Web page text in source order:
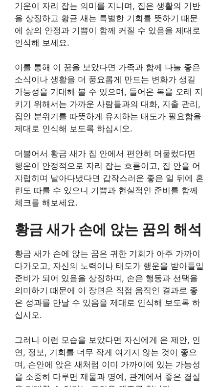
기운이 자리 잡는 의미를 지니며, 집은 생활의 기반
을 상징하고 황금 새는 특별한 기회를 뜻하기 때문
에 삶의 안정과 기쁨이 함께 커질 수 있음을 제대로
인식해 보세요.
이를 통해 이 꿈을 보았다면 가족과 함께 나눌 좋은
소식이나 생활을 더 풍요롭게 만드는 변화가 생길
가능성을 기대해 볼 수 있으며, 들어온 복을 오래 지
키기 위해서는 가까운 사람들과의 대화, 지출 관리,
집안 분위기를 따뜻하게 유지하는 태도가 필요함을
제대로 인식해 보도록 하십시오.
더불어서 황금 새가 집 안에서 편안히 머물렀다면
행운이 안정적으로 자리 잡는 흐름이고, 집 안을 어
지럽히며 날아다녔다면 갑작스러운 좋은 일 뒤에 혼
란도 따를 수 있으니 기쁨과 현실적인 준비를 함께
체크를 해보세요.
황금 새가 손에 앉는 꿈의 해석
황금 새가 손에 앉는 꿈은 귀한 기회가 아주 가까이
다가오고, 자신의 노력이나 태도가 행운을 받아들일
준비가 되어 있음을 상징하며, 손은 행동과 선택을
의미하기 때문에 이 장면은 직접 움직인 결과로 좋
은 성과를 만날 수 있음을 제대로 인식해 보도록 하
십시오.
그러니 이런 모습을 보았다면 자신에게 온 제안, 인
연, 정보, 기회를 너무 작게 여기지 않는 것이 좋으
며, 손안에 앉은 새처럼 이미 가까이에 있는 가능성
을 소중히 다루면 재물과 명예, 관계에서 좋은 결실